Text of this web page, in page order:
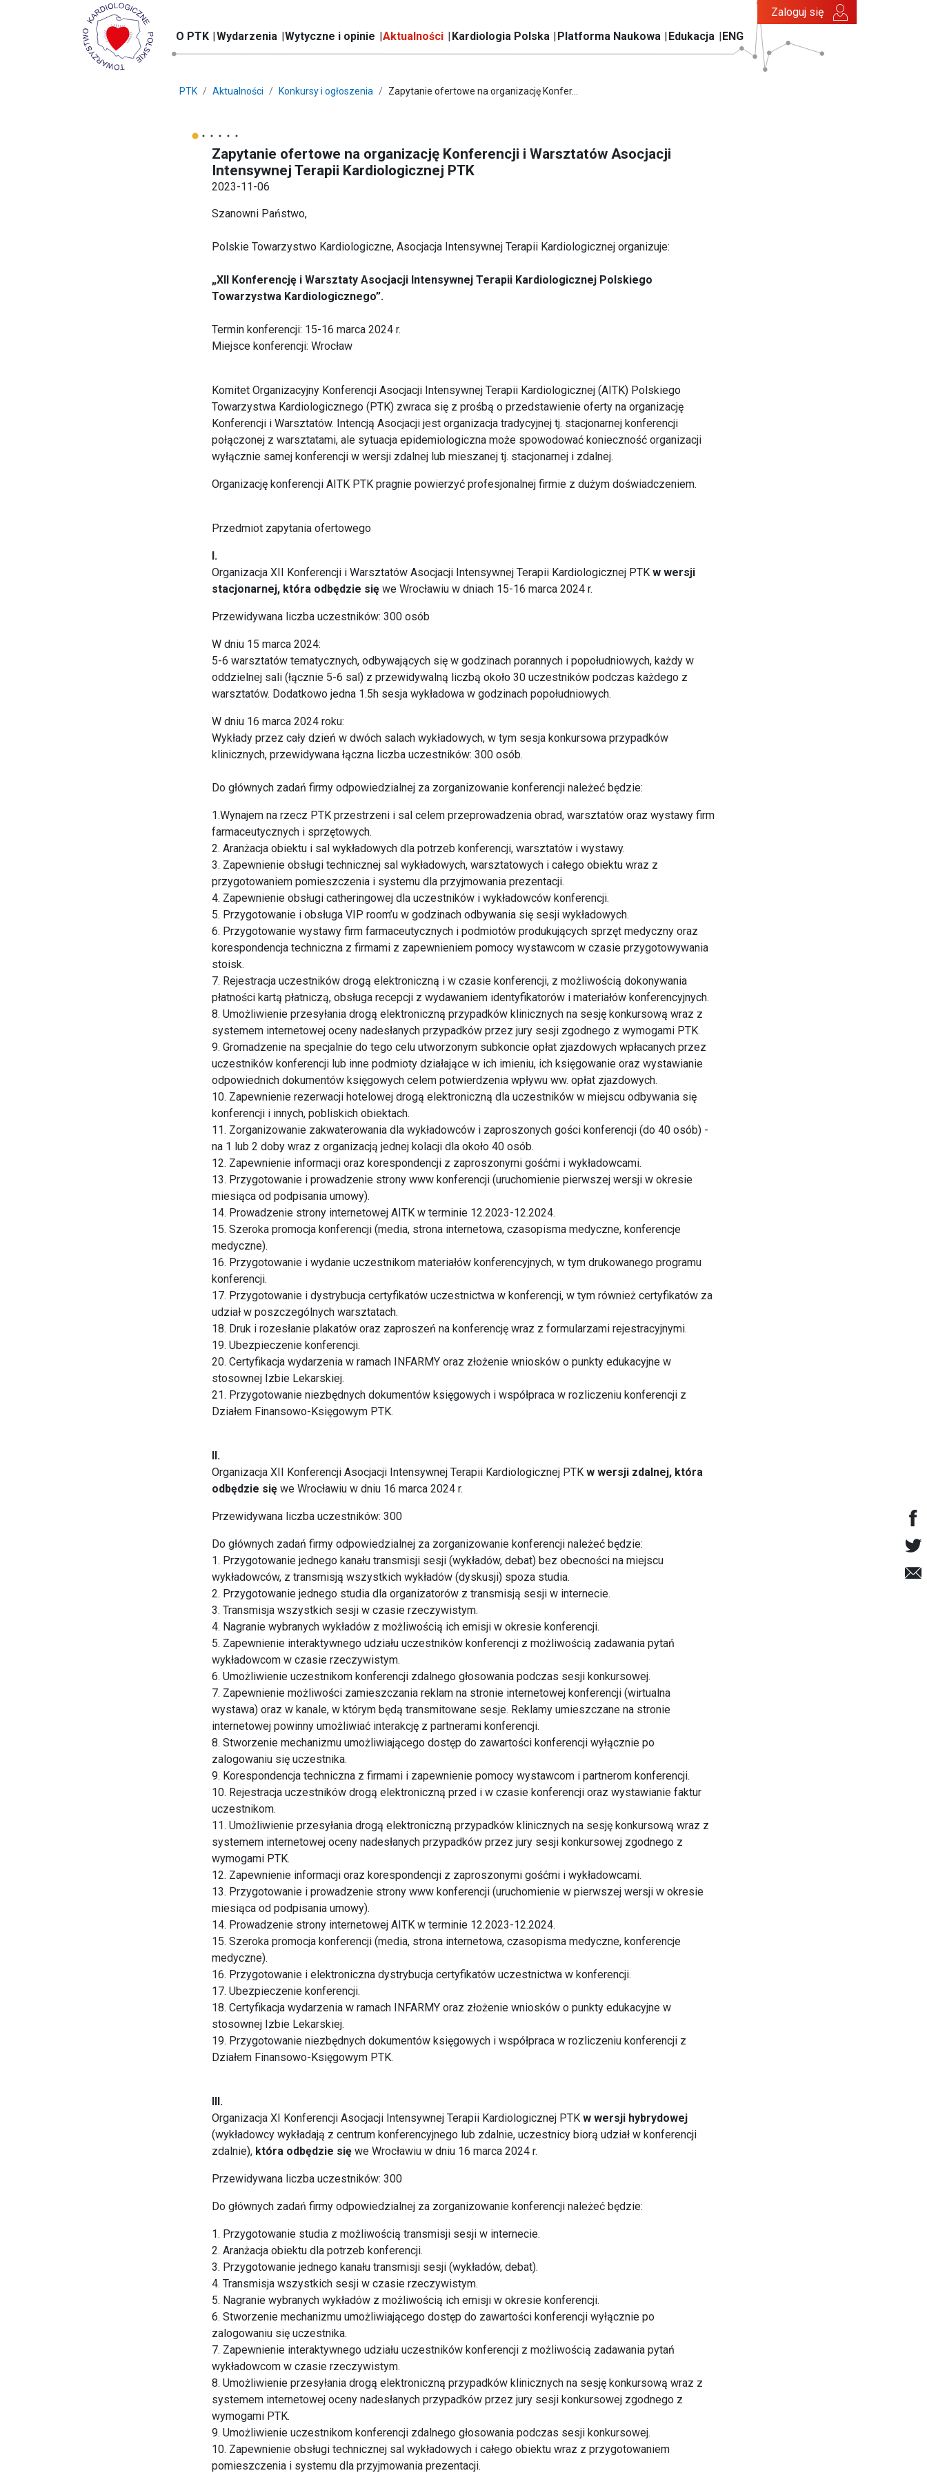
O PTK Wydarzenia Wytyczne i opinie Aktualności Kardiologia Polska Platforma Naukowa Edukacja ENG
Zaloguj się
PTK Aktualności Konkursy i ogłoszenia Zapytanie ofertowe na organizację Konfer...
Zapytanie ofertowe na organizację Konferencji i Warsztatów Asocjacji
Intensywnej Terapii Kardiologicznej PTK
2023-11-06
Szanowni Państwo,
Polskie Towarzystwo Kardiologiczne, Asocjacja Intensywnej Terapii Kardiologicznej organizuje:
„XII Konferencję i Warsztaty Asocjacji Intensywnej Terapii Kardiologicznej Polskiego
Towarzystwa Kardiologicznego”.
Termin konferencji: 15-16 marca 2024 r.
Miejsce konferencji: Wrocław
Komitet Organizacyjny Konferencji Asocjacji Intensywnej Terapii Kardiologicznej (AITK) Polskiego
Towarzystwa Kardiologicznego (PTK) zwraca się z prośbą o przedstawienie oferty na organizację
Konferencji i Warsztatów. Intencją Asocjacji jest organizacja tradycyjnej tj. stacjonarnej konferencji
połączonej z warsztatami, ale sytuacja epidemiologiczna może spowodować konieczność organizacji
wyłącznie samej konferencji w wersji zdalnej lub mieszanej tj. stacjonarnej i zdalnej.
Organizację konferencji AITK PTK pragnie powierzyć profesjonalnej firmie z dużym doświadczeniem.
Przedmiot zapytania ofertowego
I.
Organizacja XII Konferencji i Warsztatów Asocjacji Intensywnej Terapii Kardiologicznej PTK w wersji
stacjonarnej, która odbędzie się we Wrocławiu w dniach 15-16 marca 2024 r.
Przewidywana liczba uczestników: 300 osób
W dniu 15 marca 2024:
5-6 warsztatów tematycznych, odbywających się w godzinach porannych i popołudniowych, każdy w
oddzielnej sali (łącznie 5-6 sal) z przewidywalną liczbą około 30 uczestników podczas każdego z
warsztatów. Dodatkowo jedna 1.5h sesja wykładowa w godzinach popołudniowych.
W dniu 16 marca 2024 roku:
Wykłady przez cały dzień w dwóch salach wykładowych, w tym sesja konkursowa przypadków
klinicznych, przewidywana łączna liczba uczestników: 300 osób.
Do głównych zadań firmy odpowiedzialnej za zorganizowanie konferencji należeć będzie:
1.Wynajem na rzecz PTK przestrzeni i sal celem przeprowadzenia obrad, warsztatów oraz wystawy firm
farmaceutycznych i sprzętowych.
2. Aranżacja obiektu i sal wykładowych dla potrzeb konferencji, warsztatów i wystawy.
3. Zapewnienie obsługi technicznej sal wykładowych, warsztatowych i całego obiektu wraz z
przygotowaniem pomieszczenia i systemu dla przyjmowania prezentacji.
4. Zapewnienie obsługi catheringowej dla uczestników i wykładowców konferencji.
5. Przygotowanie i obsługa VIP room’u w godzinach odbywania się sesji wykładowych.
6. Przygotowanie wystawy firm farmaceutycznych i podmiotów produkujących sprzęt medyczny oraz
korespondencja techniczna z firmami z zapewnieniem pomocy wystawcom w czasie przygotowywania
stoisk.
7. Rejestracja uczestników drogą elektroniczną i w czasie konferencji, z możliwością dokonywania
płatności kartą płatniczą, obsługa recepcji z wydawaniem identyfikatorów i materiałów konferencyjnych.
8. Umożliwienie przesyłania drogą elektroniczną przypadków klinicznych na sesję konkursową wraz z
systemem internetowej oceny nadesłanych przypadków przez jury sesji zgodnego z wymogami PTK.
9. Gromadzenie na specjalnie do tego celu utworzonym subkoncie opłat zjazdowych wpłacanych przez
uczestników konferencji lub inne podmioty działające w ich imieniu, ich księgowanie oraz wystawianie
odpowiednich dokumentów księgowych celem potwierdzenia wpływu ww. opłat zjazdowych.
10. Zapewnienie rezerwacji hotelowej drogą elektroniczną dla uczestników w miejscu odbywania się
konferencji i innych, pobliskich obiektach.
11. Zorganizowanie zakwaterowania dla wykładowców i zaproszonych gości konferencji (do 40 osób) -
na 1 lub 2 doby wraz z organizacją jednej kolacji dla około 40 osób.
12. Zapewnienie informacji oraz korespondencji z zaproszonymi gośćmi i wykładowcami.
13. Przygotowanie i prowadzenie strony www konferencji (uruchomienie pierwszej wersji w okresie
miesiąca od podpisania umowy).
14. Prowadzenie strony internetowej AITK w terminie 12.2023-12.2024.
15. Szeroka promocja konferencji (media, strona internetowa, czasopisma medyczne, konferencje
medyczne).
16. Przygotowanie i wydanie uczestnikom materiałów konferencyjnych, w tym drukowanego programu
konferencji.
17. Przygotowanie i dystrybucja certyfikatów uczestnictwa w konferencji, w tym również certyfikatów za
udział w poszczególnych warsztatach.
18. Druk i rozesłanie plakatów oraz zaproszeń na konferencję wraz z formularzami rejestracyjnymi.
19. Ubezpieczenie konferencji.
20. Certyfikacja wydarzenia w ramach INFARMY oraz złożenie wniosków o punkty edukacyjne w
stosownej Izbie Lekarskiej.
21. Przygotowanie niezbędnych dokumentów księgowych i współpraca w rozliczeniu konferencji z
Działem Finansowo-Księgowym PTK.
II.
Organizacja XII Konferencji Asocjacji Intensywnej Terapii Kardiologicznej PTK w wersji zdalnej, która
odbędzie się we Wrocławiu w dniu 16 marca 2024 r.
Przewidywana liczba uczestników: 300
Do głównych zadań firmy odpowiedzialnej za zorganizowanie konferencji należeć będzie:
1. Przygotowanie jednego kanału transmisji sesji (wykładów, debat) bez obecności na miejscu
wykładowców, z transmisją wszystkich wykładów (dyskusji) spoza studia.
2. Przygotowanie jednego studia dla organizatorów z transmisją sesji w internecie.
3. Transmisja wszystkich sesji w czasie rzeczywistym.
4. Nagranie wybranych wykładów z możliwością ich emisji w okresie konferencji.
5. Zapewnienie interaktywnego udziału uczestników konferencji z możliwością zadawania pytań
wykładowcom w czasie rzeczywistym.
6. Umożliwienie uczestnikom konferencji zdalnego głosowania podczas sesji konkursowej.
7. Zapewnienie możliwości zamieszczania reklam na stronie internetowej konferencji (wirtualna
wystawa) oraz w kanale, w którym będą transmitowane sesje. Reklamy umieszczane na stronie
internetowej powinny umożliwiać interakcję z partnerami konferencji.
8. Stworzenie mechanizmu umożliwiającego dostęp do zawartości konferencji wyłącznie po
zalogowaniu się uczestnika.
9. Korespondencja techniczna z firmami i zapewnienie pomocy wystawcom i partnerom konferencji.
10. Rejestracja uczestników drogą elektroniczną przed i w czasie konferencji oraz wystawianie faktur
uczestnikom.
11. Umożliwienie przesyłania drogą elektroniczną przypadków klinicznych na sesję konkursową wraz z
systemem internetowej oceny nadesłanych przypadków przez jury sesji konkursowej zgodnego z
wymogami PTK.
12. Zapewnienie informacji oraz korespondencji z zaproszonymi gośćmi i wykładowcami.
13. Przygotowanie i prowadzenie strony www konferencji (uruchomienie w pierwszej wersji w okresie
miesiąca od podpisania umowy).
14. Prowadzenie strony internetowej AITK w terminie 12.2023-12.2024.
15. Szeroka promocja konferencji (media, strona internetowa, czasopisma medyczne, konferencje
medyczne).
16. Przygotowanie i elektroniczna dystrybucja certyfikatów uczestnictwa w konferencji.
17. Ubezpieczenie konferencji.
18. Certyfikacja wydarzenia w ramach INFARMY oraz złożenie wniosków o punkty edukacyjne w
stosownej Izbie Lekarskiej.
19. Przygotowanie niezbędnych dokumentów księgowych i współpraca w rozliczeniu konferencji z
Działem Finansowo-Księgowym PTK.
III.
Organizacja XI Konferencji Asocjacji Intensywnej Terapii Kardiologicznej PTK w wersji hybrydowej
(wykładowcy wykładają z centrum konferencyjnego lub zdalnie, uczestnicy biorą udział w konferencji
zdalnie), która odbędzie się we Wrocławiu w dniu 16 marca 2024 r.
Przewidywana liczba uczestników: 300
Do głównych zadań firmy odpowiedzialnej za zorganizowanie konferencji należeć będzie:
1. Przygotowanie studia z możliwością transmisji sesji w internecie.
2. Aranżacja obiektu dla potrzeb konferencji.
3. Przygotowanie jednego kanału transmisji sesji (wykładów, debat).
4. Transmisja wszystkich sesji w czasie rzeczywistym.
5. Nagranie wybranych wykładów z możliwością ich emisji w okresie konferencji.
6. Stworzenie mechanizmu umożliwiającego dostęp do zawartości konferencji wyłącznie po
zalogowaniu się uczestnika.
7. Zapewnienie interaktywnego udziału uczestników konferencji z możliwością zadawania pytań
wykładowcom w czasie rzeczywistym.
8. Umożliwienie przesyłania drogą elektroniczną przypadków klinicznych na sesję konkursową wraz z
systemem internetowej oceny nadesłanych przypadków przez jury sesji konkursowej zgodnego z
wymogami PTK.
9. Umożliwienie uczestnikom konferencji zdalnego głosowania podczas sesji konkursowej.
10. Zapewnienie obsługi technicznej sal wykładowych i całego obiektu wraz z przygotowaniem
pomieszczenia i systemu dla przyjmowania prezentacji.